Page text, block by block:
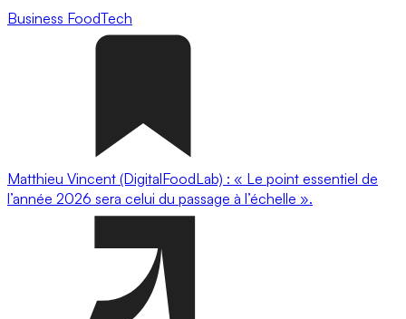
Business FoodTech
Matthieu Vincent (DigitalFoodLab) : « Le point essentiel de
l’année 2026 sera celui du passage à l’échelle ».